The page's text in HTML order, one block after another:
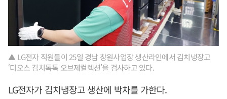
▲ LG전자 직원들이 25일 경남 창원사업장 생산라인에서 김치냉장고
‘디오스 김치톡톡 오브제컬렉션’을 검사하고 있다.
LG전자가 김치냉장고 생산에 박차를 가한다.